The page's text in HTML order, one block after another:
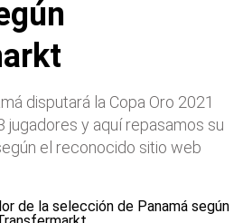
disputará la Copa Oro 2021
jugadores y aquí repasamos su
el reconocido sitio web